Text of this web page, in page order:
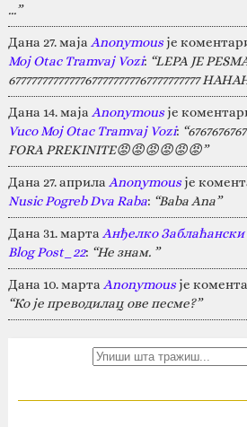
…”
Дана 27. маја Anonymousје
Moj Otac Tramvaj Vozi: “LEPA JE
67777777777777677777777767777777777
Дана 14. маја Anonymousје
Vuco Moj Otac Tramvaj Vozi:
FORA PREKINITE😡😡😡😡😡😡”
Дана 27. априла Anonymousје
Nusic Pogreb Dva Raba: “Baba Ana”
Дана 31. марта Анђелко Заблаћански
Blog Post_22: “Не знам. ”
Дана 10. марта Anonymousје
“Ко је преводилац ове песме?”